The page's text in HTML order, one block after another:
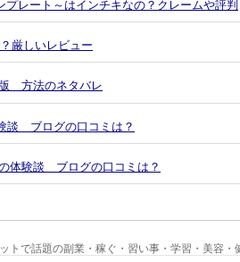
レート～はインチキなの？クレームや評判
厳しいレビュー
方法のネタバレ
談 ブログの口コミは？
体験談 ブログの口コミは？
トで話題の副業・稼ぐ・習い事・学習・美容・